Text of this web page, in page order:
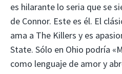
es hilarante lo seria que se
de Connor. Este es él. El
ama a The Killers y es
State. Sólo en Ohio podría
como lenguaje de amor y